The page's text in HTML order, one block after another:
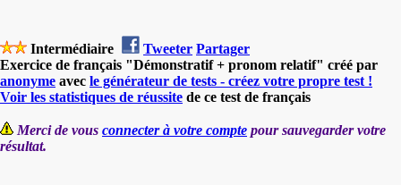
Intermédiaire Tweeter Partager
Exercice de français "Démonstratif + pronom relatif" créé par
anonyme avec le générateur de tests - créez votre propre test !
Voir les statistiques de réussite de ce test de français
Merci de vous connecter à votre compte pour sauvegarder votre
résultat.